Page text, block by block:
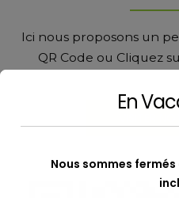
Ici nous proposons un
QR Code ou Cliquez
En
Nous sommes fermés